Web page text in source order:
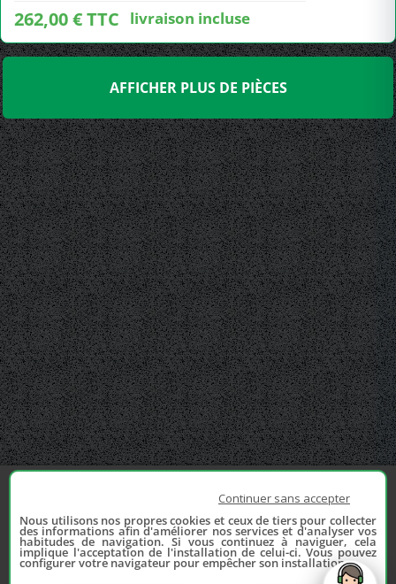
262,00 € TTC livraison incluse
AFFICHER PLUS DE PIÈCES
Continuer sans accepter
Nous utilisons nos propres cookies et ceux de tiers pour collecter
des informations afin d'améliorer nos services et d'analyser vos
habitudes de navigation. Si vous continuez à naviguer, cela
implique l'acceptation de l'installation de celui-ci. Vous pouvez
configurer votre navigateur pour empêcher son installation.